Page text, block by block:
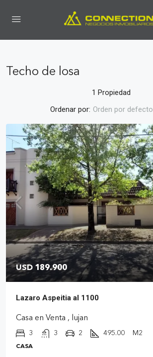
Techo de losa
1 Propiedad
Ordenar por: Orden por defecto
USD 189.900
Lazaro Aspeitia al 1100
Casa en Venta , lujan
3 3 2 495.00 M2
CASA